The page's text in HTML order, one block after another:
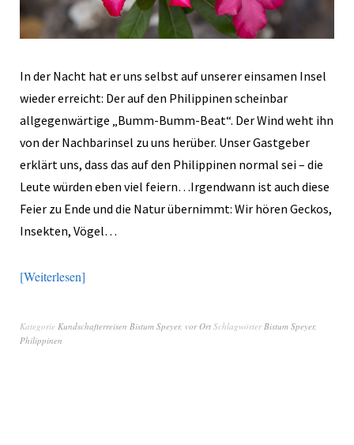
In der Nacht hat er uns selbst auf unserer einsamen Insel
wieder erreicht: Der auf den Philippinen scheinbar
allgegenwärtige „Bumm-Bumm-Beat“. Der Wind weht ihn
von der Nachbarinsel zu uns herüber. Unser Gastgeber
erklärt uns, dass das auf den Philippinen normal sei – die
Leute würden eben viel feiern…Irgendwann ist auch diese
Feier zu Ende und die Natur übernimmt: Wir hören Geckos,
Insekten, Vögel…
Weiterlesen
Kategorie Kundschafterreisen Bistum Speyer, vor Ort Schlagwörter Bistum Speyer,
Philippinen